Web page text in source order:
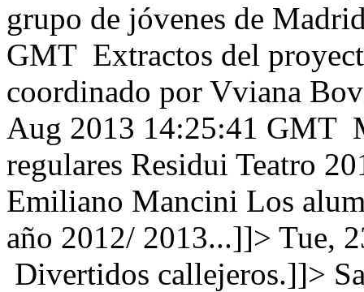
grupo de jóvenes de
GMT Extractos del
coordinado por Vviana
Aug 2013 14:25:41 GMT
regulares Residui Teatro
Emiliano Mancini Los
año 2012/ 2013...]]> Tue,
Divertidos callejeros.]]>